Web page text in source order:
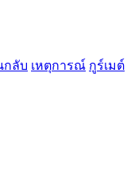
กลับ เหตุการณ์ กูร์เมต์